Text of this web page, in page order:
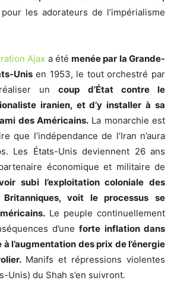
les adorateurs de l’impérialisme
Ajax a étémenée par la Grande-
Unisen 1953, le tout orchestré par
uncoup d’État contre le
iranien, et d’y installer à sa
des Américains.La monarchie est
que l’indépendance de l’Iran n’aura
Les États-Unis deviennent 26 ans
économique et militaire de
subi l’exploitation coloniale des
voit le processus se
Le peuple continuellement
d’uneforte inflation dans
l’augmentation des prix de l’énergie
Manifs et répressions violentes
Unis) du Shah s’en suivront.